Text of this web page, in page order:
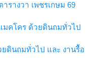
รางวา เพชรเกษม 69
มคโคร ด้วยดินถมทั่วไป
ดินถมทั่วไป และ งานรื้อ